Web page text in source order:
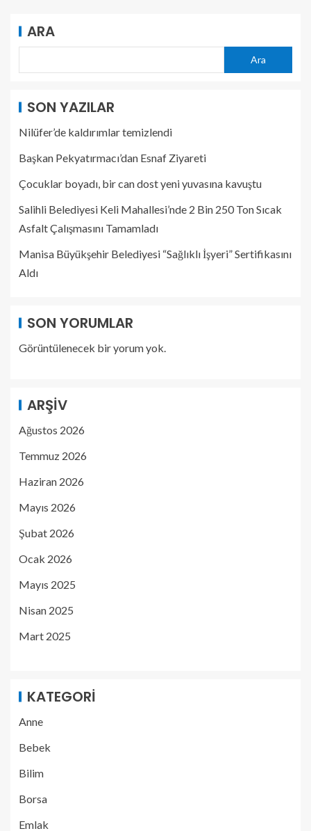
ARA
Ara
SON YAZILAR
Nilüfer’de kaldırımlar temizlendi
Başkan Pekyatırmacı’dan Esnaf Ziyareti
Çocuklar boyadı, bir can dost yeni yuvasına kavuştu
Salihli Belediyesi Keli Mahallesi’nde 2 Bin 250 Ton Sıcak
Asfalt Çalışmasını Tamamladı
Manisa Büyükşehir Belediyesi “Sağlıklı İşyeri” Sertifikasını
Aldı
SON YORUMLAR
Görüntülenecek bir yorum yok.
ARŞIV
Ağustos 2026
Temmuz 2026
Haziran 2026
Mayıs 2026
Şubat 2026
Ocak 2026
Mayıs 2025
Nisan 2025
Mart 2025
KATEGORI
Anne
Bebek
Bilim
Borsa
Emlak